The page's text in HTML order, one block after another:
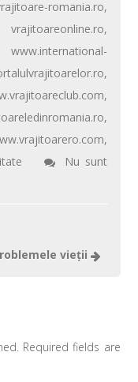
ăromania.ro,
vrajitoareonline.ro,
www.international-
,
,
,
,
Nu sunt
vieţii
Required fields are